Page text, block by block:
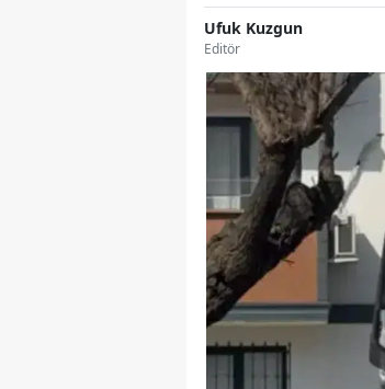
Ufuk Kuzgun
Editör